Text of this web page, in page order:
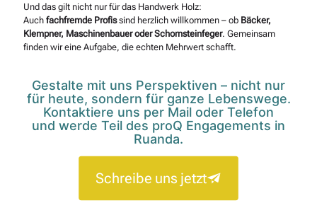
Und das gilt nicht nur für das Handwerk Holz:
Auch fachfremde Profissind herzlich willkommen – ob Bäcker,
Klempner, Maschinenbauer oder Schornsteinfeger. Gemeinsam
finden wir eine Aufgabe, die echten Mehrwert schafft.
Gestalte mit uns Perspektiven – nicht nur
für heute, sondern für ganze Lebenswege.
Kontaktiere uns per Mail oder Telefon
und werde Teil des proQ Engagements in
Ruanda.
Schreibe uns jetzt